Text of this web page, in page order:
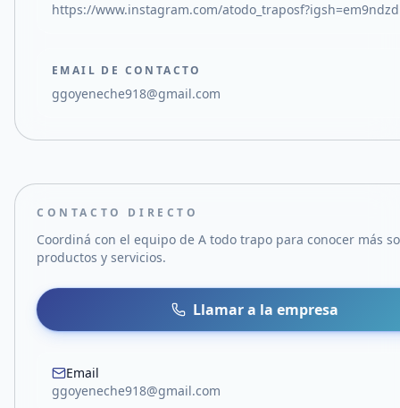
https://www.instagram.com/
EMAIL DE CONTACTO
ggoyeneche918@gmail.com
CONTACTO DIRECTO
Coordiná con el equipo de A todo trapo para conocer más
productos y servicios.
Llamar a la empresa
Email
ggoyeneche918@gmail.com